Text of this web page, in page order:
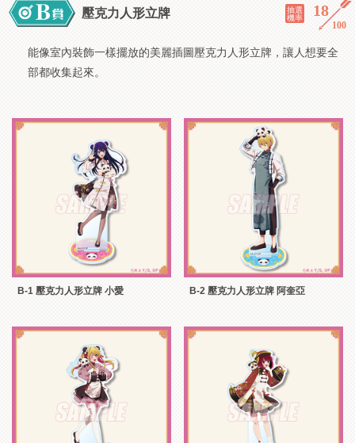
壓克力人形立牌
抽選
機率
18
／ 100
能像室內裝飾一樣擺放的美麗插圖壓克力人形立牌，讓人想要全
部都收集起來。
B-1 壓克力人形立牌 小愛 B-2 壓克力人形立牌 阿奎亞